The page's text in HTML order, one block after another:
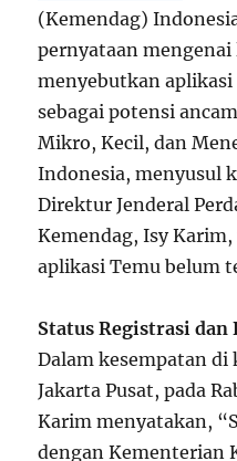
(Kemendag)
pernyataan mengenai
menyebutkan aplikasi
sebagai potensi
Mikro, Kecil, dan
Indonesia, menyusul
Direktur Jenderal
Kemendag, Isy
aplikasi Temu belum
Status Registrasi dan
Dalam kesempatan di
Jakarta Pusat, pada
Karim menyatakan,
dengan Kementerian